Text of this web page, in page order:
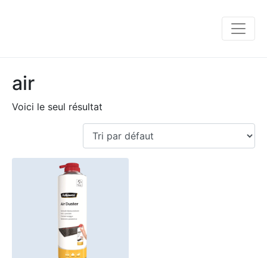
air
Voici le seul résultat